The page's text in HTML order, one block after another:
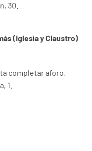
30.
(Iglesia y Claustro)
completar aforo.
1.